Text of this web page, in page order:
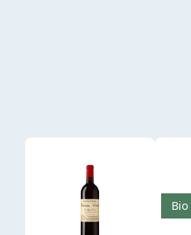
Produktgalerie überspringen
Bio